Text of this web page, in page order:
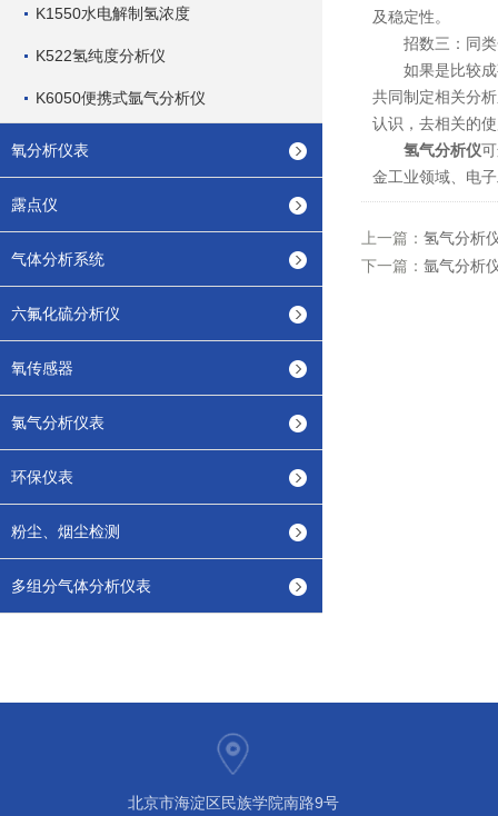
K1550水电解制氢浓度
K522氢纯度分析仪
K6050便携式氩气分析仪
氧分析仪表
露点仪
气体分析系统
六氟化硫分析仪
氧传感器
氯气分析仪表
环保仪表
粉尘、烟尘检测
多组分气体分析仪表
及稳定性。
招数三：同类
如果是比较成
共同制定相关分
认识，去相关的
氢气分析仪
金工业领域、电
上一篇： 氢气分析
下一篇： 氩气分析
北京市海淀区民族学院南路9号